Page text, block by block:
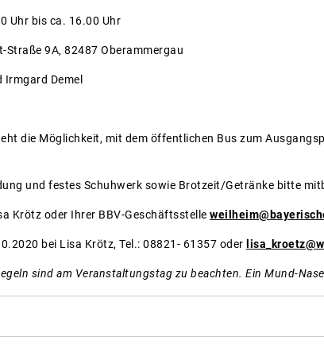
Uhr bis ca. 16.00 Uhr
Straße 9A, 82487 Oberammergau
Irmgard Demel
die Möglichkeit, mit dem öffentlichen Bus zum
und festes Schuhwerk sowie Brotzeit/Getränke bitte
Krötz oder Ihrer BBV-Geschäftsstelle
bei Lisa Krötz, Tel.: 08821- 61357 oder
sind am Veranstaltungstag zu beachten. Ein Mund-